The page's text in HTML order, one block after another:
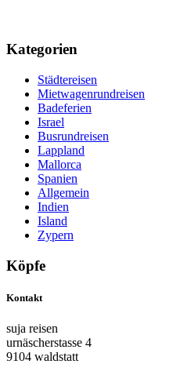
Kategorien
Städtereisen
Mietwagenrundreisen
Badeferien
Israel
Busrundreisen
Lappland
Mallorca
Spanien
Allgemein
Indien
Island
Zypern
Köpfe
Kontakt
suja reisen
urnäscherstasse 4
9104 waldstatt